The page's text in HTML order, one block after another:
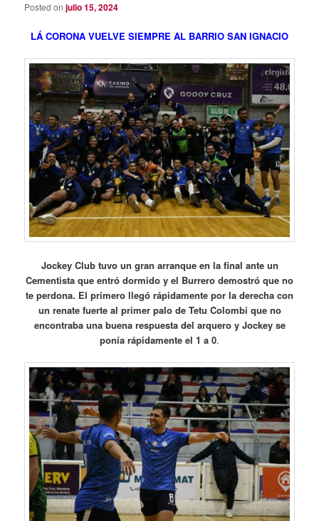
Posted onjulio 15, 2024
LÁ CORONA VUELVE SIEMPRE AL BARRIO SAN IGNACIO
Jockey Club tuvo un gran arranque en la final ante un
Cementista que entró dormido y el Burrero demostró que no
te perdona. El primero llegó rápidamente por la derecha con
un renate fuerte al primer palo de Tetu Colombi que no
encontraba una buena respuesta del arquero y Jockey se
ponía rápidamente el 1 a 0.